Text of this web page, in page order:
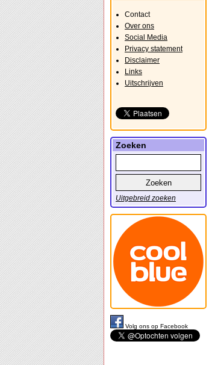
Contact
Over ons
Social Media
Privacy statement
Disclaimer
Links
Uitschrijven
Zoeken
Uitgebreid zoeken
Volg ons op Facebook